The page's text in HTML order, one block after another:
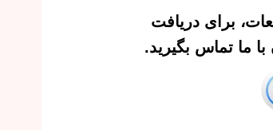
برای دریافت
ما تماس بگیرید.